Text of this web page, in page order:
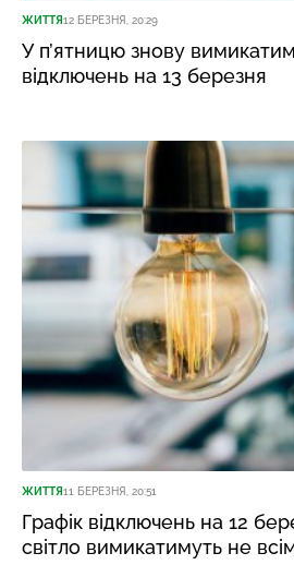
ЖИТТЯ12 БЕРЕЗНЯ, 20:29
У п’ятницю знову
відключень на 13 березня
ЖИТТЯ11 БЕРЕЗНЯ, 20:51
Графік відключень на 12
світло вимикатимуть не